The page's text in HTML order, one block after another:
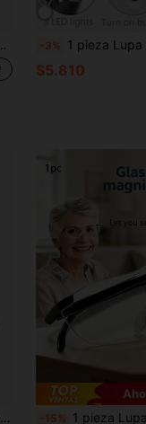
-3% 1 pieza Lupa con luz LED con 3 bombillas LED, lupa de mano con lente dual 45X/3X, adecuada para lectura de ancianos, reparación, colección, mejor regalo para la
$5.810
-15% 1 pieza Lupa portátil de lente grande - Lupa de mano con aumento del 300% y diseño sin marco - Ideal para lectura,